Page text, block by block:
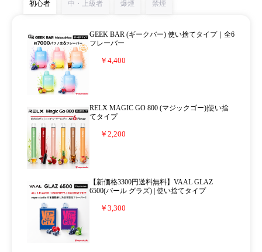
初心者 中・上級者 爆煙 禁煙
GEEK BAR (ギークバー) 使い捨てタイプ｜全6
フレーバー
￥4,400
RELX MAGIC GO 800 (マジックゴー)|使い捨
てタイプ
￥2,200
【新価格3300円送料無料】VAAL GLAZ
6500(バール グラズ) | 使い捨てタイプ
￥3,300